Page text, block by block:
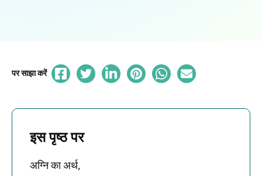
पर साझा करें
इस पृष्ठ पर
अग्नि का अर्थ,